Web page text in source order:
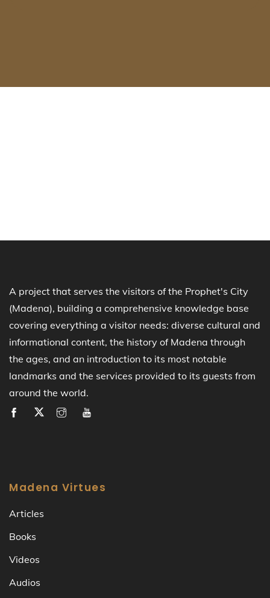
A project that serves the visitors of the Prophet's City
(Madena), building a comprehensive knowledge base
covering everything a visitor needs: diverse cultural and
informational content, the history of Madena through
the ages, and an introduction to its most notable
landmarks and the services provided to its guests from
around the world.
Madena Virtues
Articles
Books
Videos
Audios